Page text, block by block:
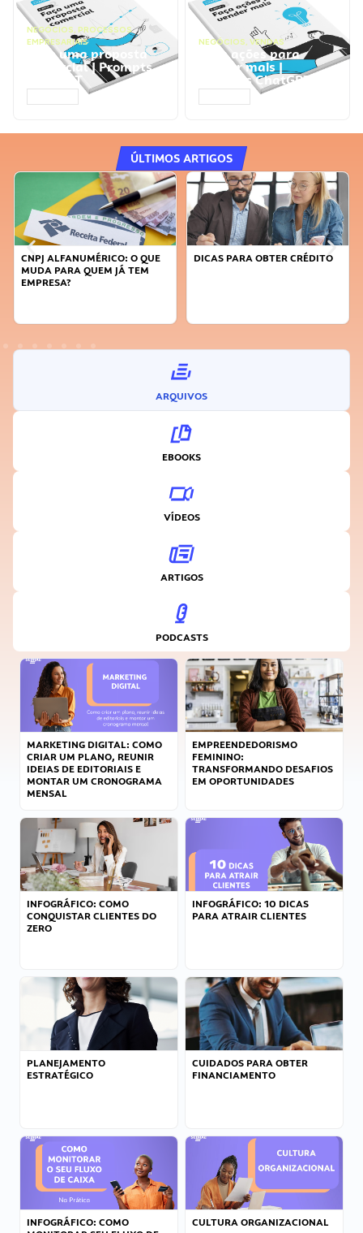
NEGÓCIOS, PROCESSOS
EMPRESARIAIS
Faça uma proposta
comercial | Prompts
ChatGPT
NEGÓCIOS, VENDAS
Faça ações para
vender mais |
Prompts ChatGPT
ÚLTIMOS ARTIGOS
DICAS PARA OBTER CRÉDITO
FAÇA A DIFERENÇA: SEJA
ARQUIVOS
EBOOKS
VÍDEOS
ARTIGOS
PODCASTS
MARKETING DIGITAL: COMO
CRIAR UM PLANO, REUNIR
IDEIAS DE EDITORIAIS E
MONTAR UM CRONOGRAMA
MENSAL
EMPREENDEDORISMO
FEMININO:
TRANSFORMANDO DESAFIOS
EM OPORTUNIDADES
INFOGRÁFICO: COMO
CONQUISTAR CLIENTES DO
ZERO
INFOGRÁFICO: 10 DICAS
PARA ATRAIR CLIENTES
PLANEJAMENTO
ESTRATÉGICO
CUIDADOS PARA OBTER
FINANCIAMENTO
INFOGRÁFICO: COMO
CULTURA ORGANIZACIONAL